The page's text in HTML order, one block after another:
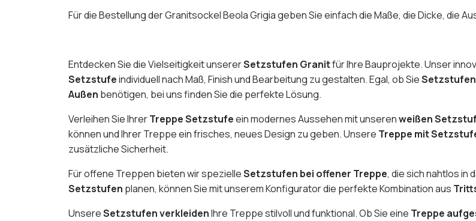
Für die Bestellung der Granitsockel Beola Grigia geben Sie einfach die Maße, die Dicke, die
Entdecken Sie die Vielseitigkeit unsererSetzstufen Granitfür Ihre Bauprojekte. Unser
Setzstufeindividuell nach Maß, Finish und Bearbeitung zu gestalten. Egal, ob Sie
Außen benötigen, bei uns finden Sie die perfekte Lösung.
Verleihen Sie IhrerTreppe Setzstufeein modernes Aussehen mit unserenweißen
können und Ihrer Treppe ein frisches, neues Design zu geben. Unsere Treppe mit
zusätzliche Sicherheit.
Für offene Treppen bieten wir spezielleSetzstufen bei offener Treppe, die sich nahtlos in
Setzstufen planen, können Sie mit unserem Konfigurator die perfekte Kombination aus
UnsereSetzstufen verkleidenIhre Treppe stilvoll und funktional. Ob Sie eine Treppe